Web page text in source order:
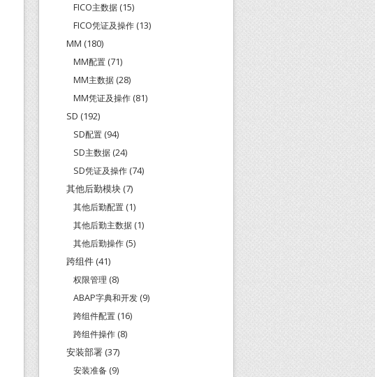
FICO主数据 (15)
FICO凭证及操作 (13)
MM (180)
MM配置 (71)
MM主数据 (28)
MM凭证及操作 (81)
SD (192)
SD配置 (94)
SD主数据 (24)
SD凭证及操作 (74)
其他后勤模块 (7)
其他后勤配置 (1)
其他后勤主数据 (1)
其他后勤操作 (5)
跨组件 (41)
权限管理 (8)
ABAP字典和开发 (9)
跨组件配置 (16)
跨组件操作 (8)
安装部署 (37)
安装准备 (9)